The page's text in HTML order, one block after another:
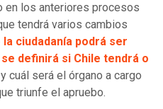
en los anteriores procesos
tendrá varios cambios
la ciudadanía podrá ser
definirá si Chile tendrá o
y cuál será el órgano a cargo
triunfe el apruebo.